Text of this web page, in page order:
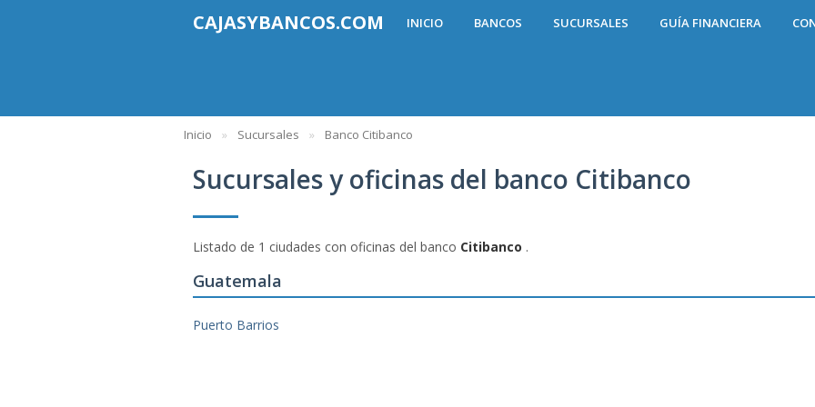
CAJASYBANCOS.COM INICIO BANCOS SUCURSALES GUÍA FINANCIERA
Inicio Sucursales Banco Citibanco
Sucursales y oficinas del banco Citibanco
Listado de 1 ciudades con oficinas del banco Citibanco .
Guatemala
Puerto Barrios